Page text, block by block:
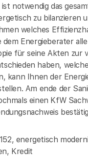
notwendig das
zu bilanzieren
welches
dem Energieberater
für seine Akten zur
haben,
kann Ihnen der
Am ende der
einen KfW
energetisch
Kredit